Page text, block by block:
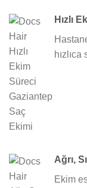
Hızlı
hızlıca
Ağrı,
Ekim